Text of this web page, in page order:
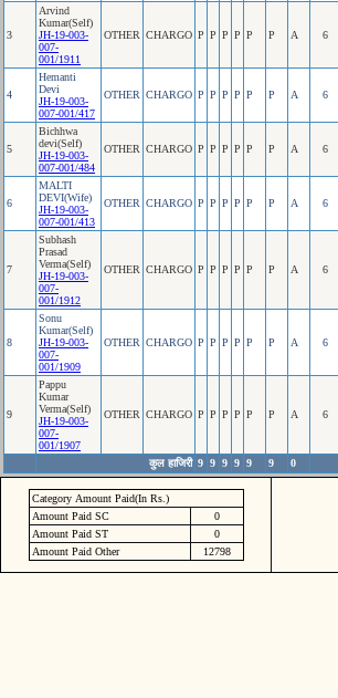
3
Arvind
Kumar(Self)
JH-19-003-
007-
001/1911
OTHER CHARGO P P P P P P A 6
4
Hemanti
Devi
JH-19-003-
007-001/417
OTHER CHARGO P P P P P P A 6
5
Bichhwa
devi(Self)
JH-19-003-
007-001/484
OTHER CHARGO P P P P P P A 6
6
MALTI
DEVI(Wife)
JH-19-003-
007-001/413
OTHER CHARGO P P P P P P A 6
7
Subhash
Prasad
Verma(Self)
JH-19-003-
007-
001/1912
OTHER CHARGO P P P P P P A 6
8
Sonu
Kumar(Self)
JH-19-003-
007-
001/1909
OTHER CHARGO P P P P P P A 6
9
Pappu
Kumar
Verma(Self)
JH-19-003-
007-
001/1907
OTHER CHARGO P P P P P P A 6
कुल हाजिरी 9 9 9 9 9 9 0
Category Amount Paid(In Rs.)
Amount Paid SC
0
Amount Paid ST
0
Amount Paid Other
12798